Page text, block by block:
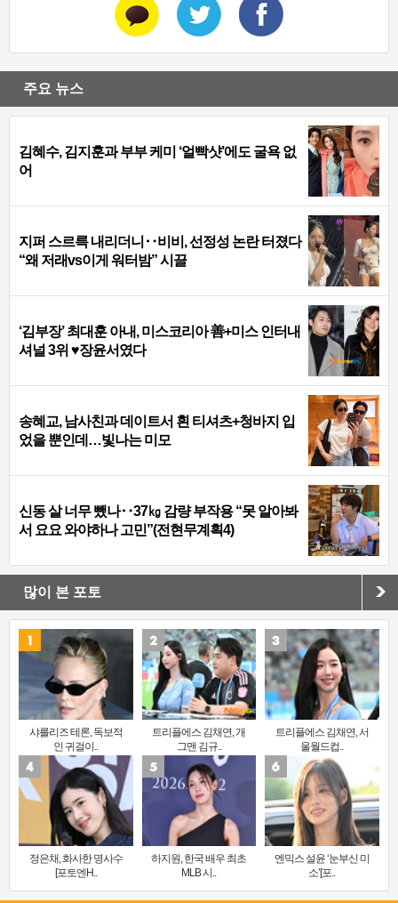
주요 뉴스
김혜수, 김지훈과 부부 케미 ‘얼빡샷’에도 굴욕 없
어
지퍼 스르륵 내리더니‥비비, 선정성 논란 터졌다
“왜 저래vs이게 워터밤” 시끌
‘김부장’ 최대훈 아내, 미스코리아 善+미스 인터내
셔널 3위 ♥장윤서였다
송혜교, 남사친과 데이트서 흰 티셔츠+청바지 입
었을 뿐인데…빛나는 미모
신동 살 너무 뺐나‥37㎏ 감량 부작용 “못 알아봐
서 요요 와야하나 고민”(전현무계획4)
많이 본 포토
샤를리즈 테론, 독보적
인 귀걸이..
트리플에스 김채연, 개
그맨 김규..
트리플에스 김채연, 서
울월드컵..
정은채, 화사한 명사수
[포토엔H..
하지원, 한국 배우 최초
MLB 시..
엔믹스 설윤 ‘눈부신 미
소’[포..